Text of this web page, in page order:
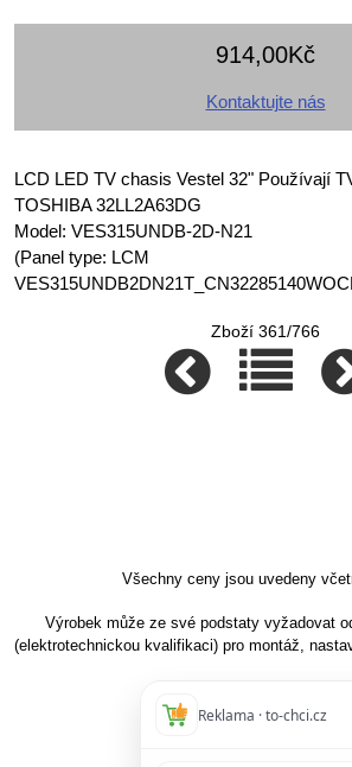
914,00Kč
Kontaktujte nás
LCD LED TV chasis Vestel 32" Používají
TOSHIBA 32LL2A63DG
Model: VES315UNDB-2D-N21
(Panel type: LCM
Zboží 361/766
Všechny ceny jsou uvedeny
Výrobek může ze své podstaty vyžadovat
(elektrotechnickou kvalifikaci) pro montáž,
Reklama · to-chci.cz